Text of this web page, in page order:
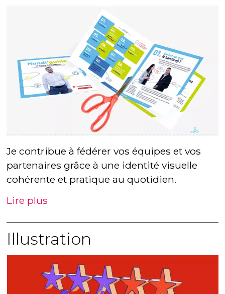
Je contribue à fédérer vos équipes et vos
partenaires grâce à une identité visuelle
cohérente et pratique au quotidien.
Lire plus
Illustration